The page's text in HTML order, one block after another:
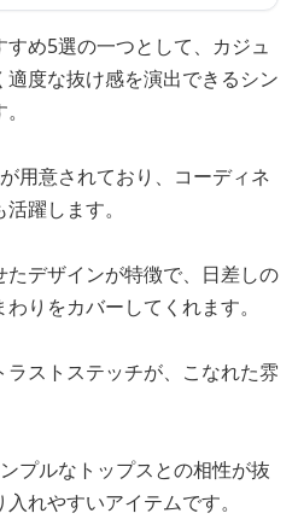
め5選の一つとして、カジュ
度な抜け感を演出できるシン
用意されており、コーディネ
躍します。
デザインが特徴で、日差しの
りをカバーしてくれます。
ストステッチが、こなれた雰
プルなトップスとの相性が抜
れやすいアイテムです。